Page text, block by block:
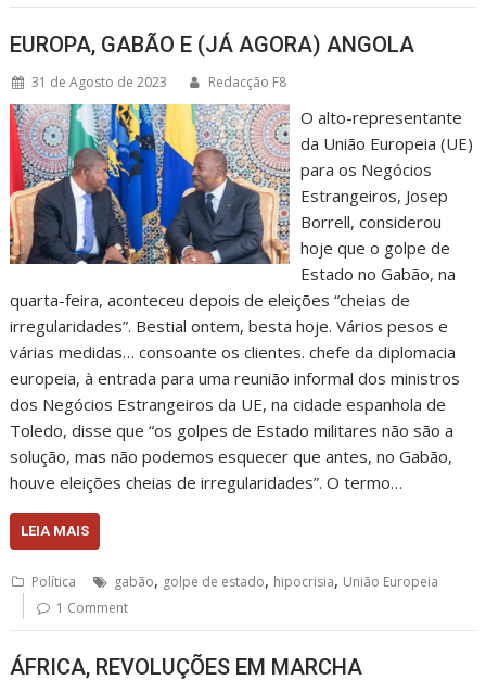
EUROPA, GABÃO E (JÁ AGORA) ANGOLA
31 de Agosto de 2023 Redacção F8
O alto-representante
da União Europeia (UE)
para os Negócios
Estrangeiros, Josep
Borrell, considerou
hoje que o golpe de
Estado no Gabão, na
quarta-feira, aconteceu depois de eleições “cheias de
irregularidades”. Bestial ontem, besta hoje. Vários pesos e
várias medidas… consoante os clientes. chefe da diplomacia
europeia, à entrada para uma reunião informal dos ministros
dos Negócios Estrangeiros da UE, na cidade espanhola de
Toledo, disse que “os golpes de Estado militares não são a
solução, mas não podemos esquecer que antes, no Gabão,
houve eleições cheias de irregularidades”. O termo…
LEIA MAIS
Política gabão, golpe de estado, hipocrisia, União Europeia
1 Comment
ÁFRICA, REVOLUÇÕES EM MARCHA